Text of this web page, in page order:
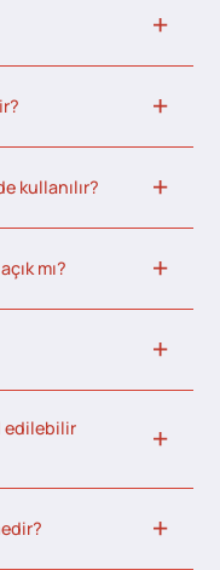
kullanılır?
mı?
edilebilir